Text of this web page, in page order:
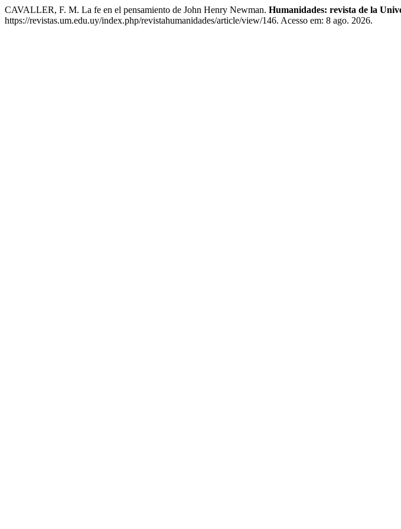
CAVALLER, F. M. La fe en el pensamiento de John Henry Newman. Humanidades: revista de la
https://revistas.um.edu.uy/index.php/revistahumanidades/article/view/146. Acesso em: 8 ago. 2026.